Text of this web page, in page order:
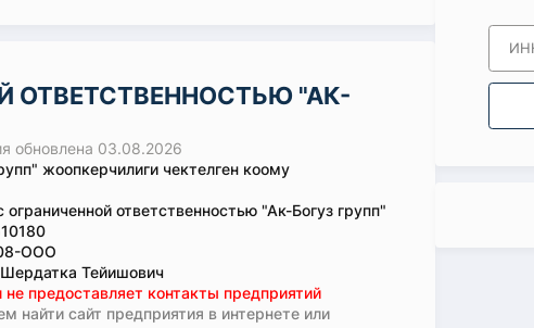
ОТВЕТСТВЕННОСТЬЮ "АК-
обновлена 03.08.2026
жоопкерчилиги чектелген коому
ответственностью "Ак-Богуз групп"
ООО
Тейишович
предоставляет контакты предприятий
найти сайт предприятия в интернете или